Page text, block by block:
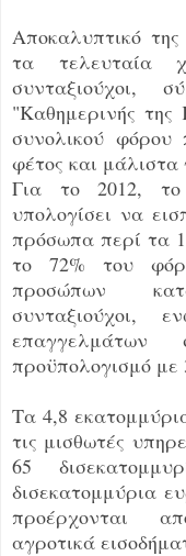
Αποκαλυπτικό
τα τελευταία
συνταξιούχοι,
"Καθημερινής της
συνολικού
φέτος και μάλιστα
Για το 2012, το
υπολογίσει να
πρόσωπα περί τα
το 72% του
προσώπων
συνταξιούχοι,
επαγγελμάτων
προϋπολογισμό με
Τα 4,8
τις μισθωτές
65
δισεκατομμύρια
προέρχονται
αγροτικά